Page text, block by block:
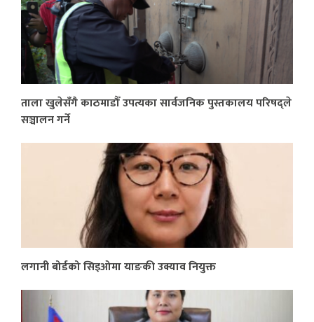
ताला खुलेसँगै काठमाडौँ उपत्यका सार्वजनिक पुस्तकालय परिषद्ले
सञ्चालन गर्ने
लगानी बोर्डको सिइओमा याङकी उक्याव नियुक्त